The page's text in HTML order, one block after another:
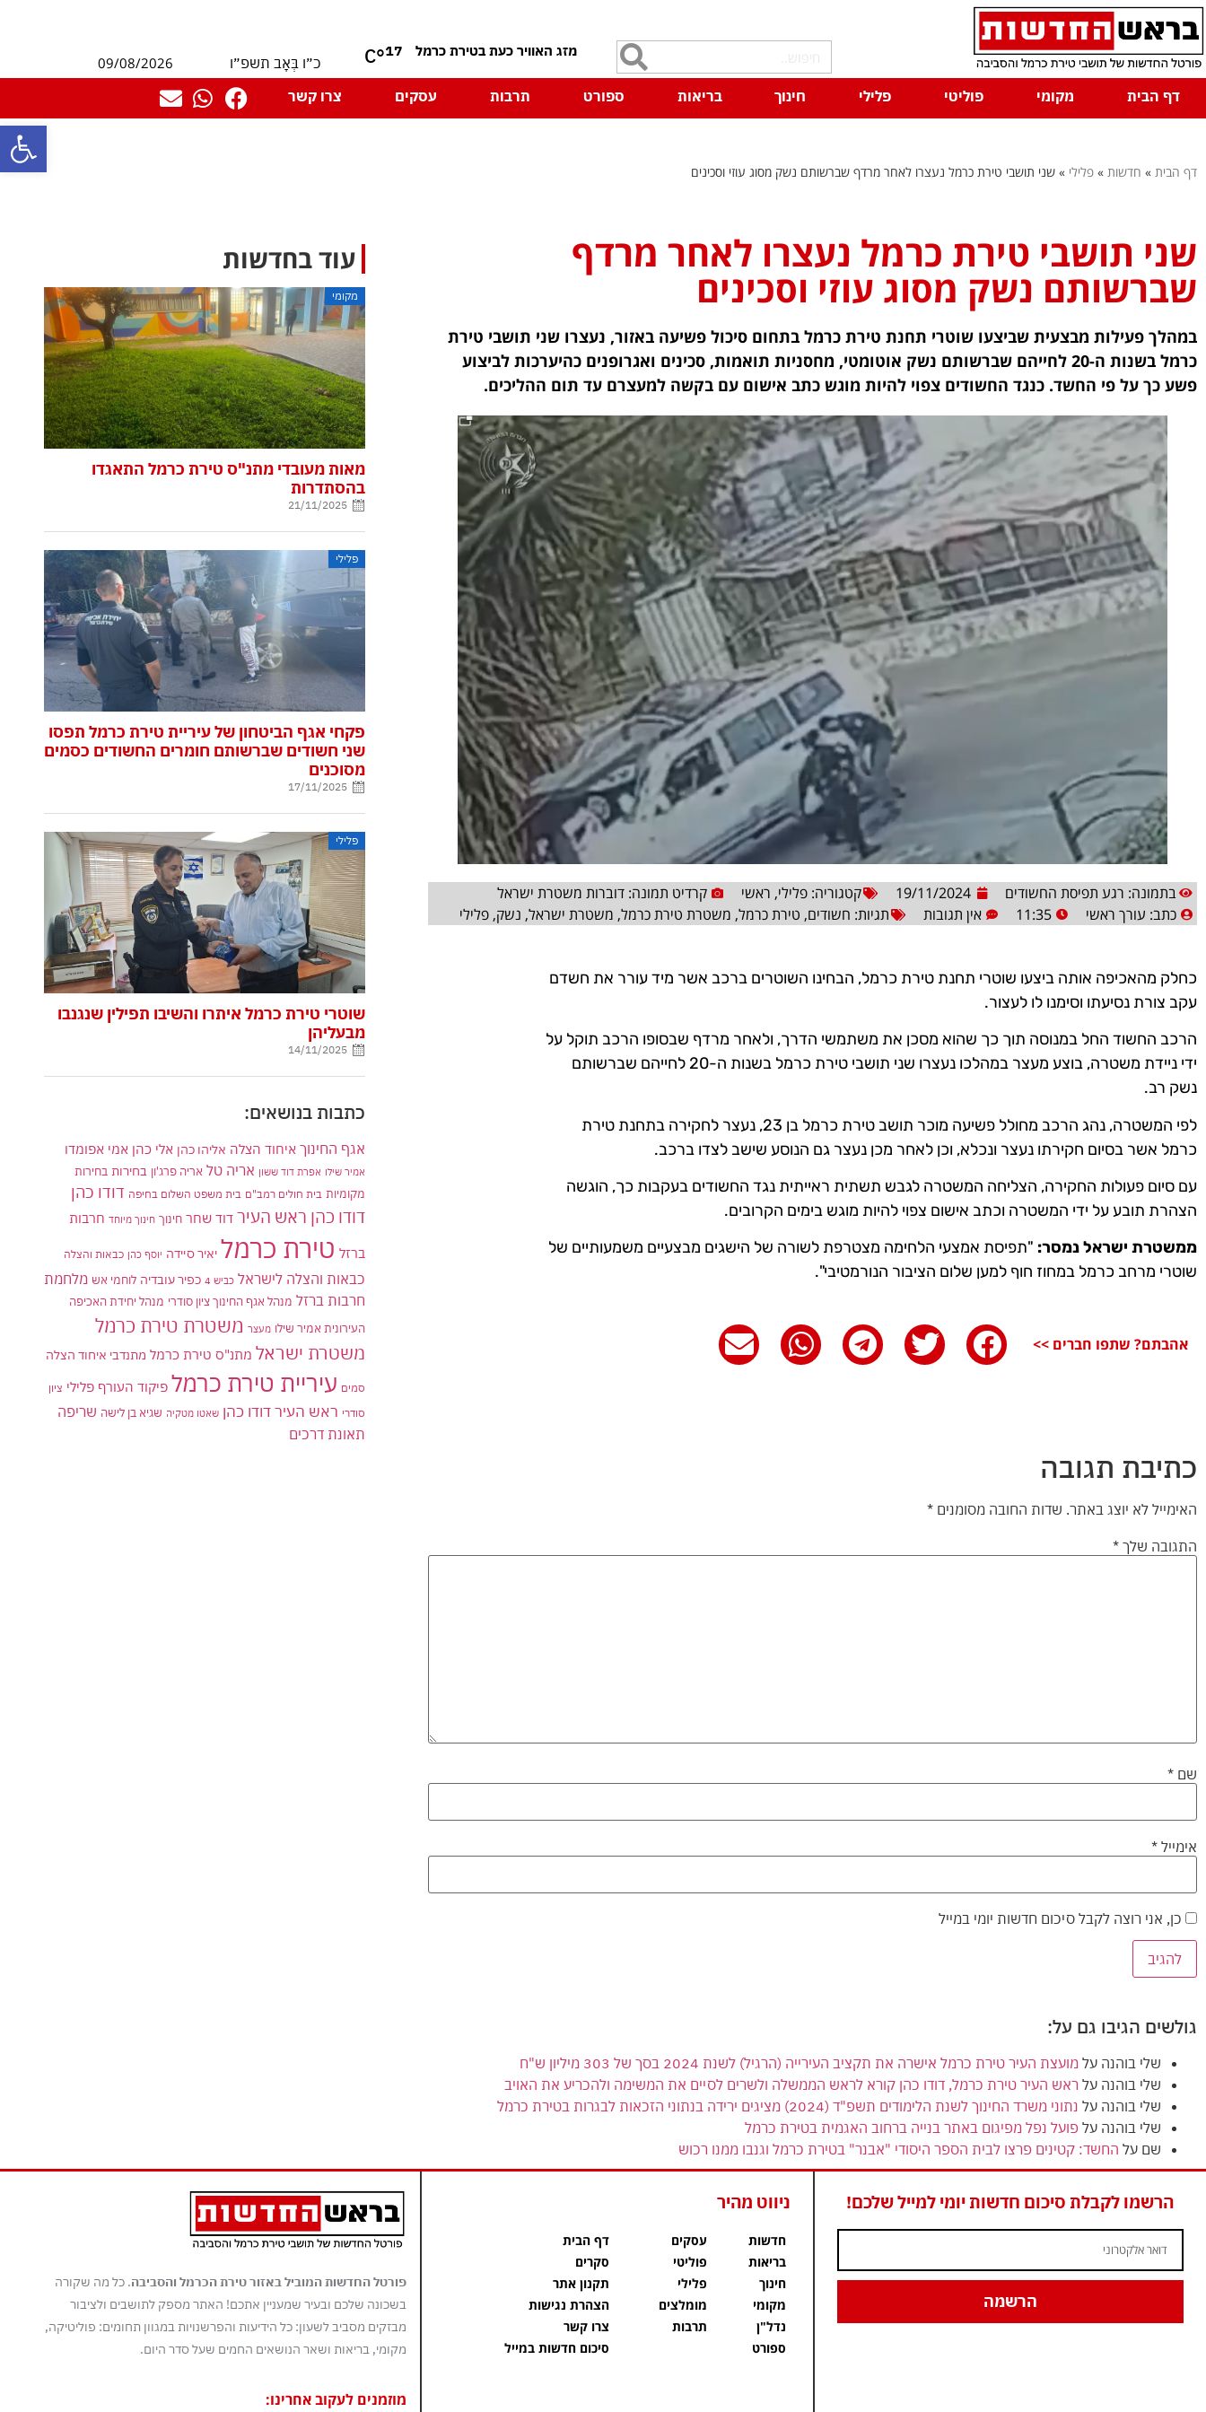
פתח
17
°C כ״ו בְּאָב תשפ״ו
09/08/2026
דף הבית
מקומי פוליטי פלילי חינוך בריאות ספורט תרבות עסקים צרו קשר
דף הבית » חדשות » פלילי » שני תושבי טירת כרמל נעצרו לאחר מרדף שברשותם נשק מסוג עוזי וסכינים
שני תושבי טירת כרמל נעצרו לאחר מרדף
שברשותם נשק מסוג עוזי וסכינים
במהלך פעילות מבצעית שביצעו שוטרי תחנת טירת כרמל בתחום סיכול פשיעה באזור, נעצרו שני תושבי טירת
כרמל בשנות ה-20 לחייהם שברשותם נשק אוטומטי, מחסניות תואמות, סכינים ואגרופנים כהיערכות לביצוע
פשע כך על פי החשד. כנגד החשודים צפוי להיות מוגש כתב אישום עם בקשה למעצרם עד תום ההליכים.
בתמונה: רגע תפיסת החשודים 19/11/2024 קטגוריה: פלילי, ראשי
קרדיט תמונה: דוברות משטרת ישראל
כתב: עורך ראשי 11:35 אין תגובות תגיות: חשודים, טירת כרמל, משטרת טירת כרמל, משטרת ישראל, נשק, פלילי
כחלק מהאכיפה אותה ביצעו שוטרי תחנת טירת כרמל, הבחינו השוטרים ברכב אשר מיד עורר את חשדם
עקב צורת נסיעתו וסימנו לו לעצור.
הרכב החשוד החל במנוסה תוך כך שהוא מסכן את משתמשי הדרך, ולאחר מרדף שבסופו הרכב תוקל על
ידי ניידת משטרה, בוצע מעצר במהלכו נעצרו שני תושבי טירת כרמל בשנות ה-20 לחייהם שברשותם
נשק רב.
לפי המשטרה, נהג הרכב מחולל פשיעה מוכר תושב טירת כרמל בן 23, נעצר לחקירה בתחנת טירת
כרמל אשר בסיום חקירתו נעצר ונכלא, וכן לאחר מכן נעצר גם הנוסע שישב לצדו ברכב.
עם סיום פעולות החקירה, הצליחה המשטרה לגבש תשתית ראייתית נגד החשודים בעקבות כך, הוגשה
הצהרת תובע על ידי המשטרה וכתב אישום צפוי להיות מוגש בימים הקרובים.
ממשטרת ישראל נמסר: "תפיסת אמצעי הלחימה מצטרפת לשורה של הישגים מבצעיים משמעותיים של
שוטרי מרחב כרמל במחוז חוף למען שלום הציבור הנורמטיבי".
אהבתם? שתפו חברים >>
כתיבת תגובה
האימייל לא יוצג באתר. שדות החובה מסומנים *
התגובה שלך *
שם *
אימייל *
כן, אני רוצה לקבל סיכום חדשות יומי במייל
גולשים הגיבו גם על:
שלי בוהנה על מועצת העיר טירת כרמל אישרה את תקציב העירייה (הרגיל) לשנת 2024 בסך של 303 מיליון ש"ח
שלי בוהנה על ראש העיר טירת כרמל, דודו כהן קורא לראש הממשלה ולשרים לסיים את המשימה ולהכריע את האויב
שלי בוהנה על נתוני משרד החינוך לשנת הלימודים תשפ"ד (2024) מציגים ירידה בנתוני הזכאות לבגרות בטירת כרמל
שלי בוהנה על פועל נפל מפיגום באתר בנייה ברחוב האגמית בטירת כרמל
שם על החשד: קטינים פרצו לבית הספר היסודי "אבנר" בטירת כרמל וגנבו ממנו רכוש
עוד בחדשות
מקומי
מאות מעובדי מתנ"ס טירת כרמל התאגדו
בהסתדרות
21/11/2025
פלילי
פקחי אגף הביטחון של עיריית טירת כרמל תפסו
שני חשודים שברשותם חומרים החשודים כסמים
מסוכנים
17/11/2025
פלילי
שוטרי טירת כרמל איתרו והשיבו תפילין שנגנבו
מבעליהן
14/11/2025
כתבות בנושאים:
אגף החינוך איחוד הצלה אליהו כהן אלי כהן אמי אפומדו
אמיר שילו אפרת דוד ששון אריה טל אריה פרג'ון בחירות בחירות
מקומיות בית חולים רמב"ם בית משפט השלום בחיפה דודו כהן
דודו כהן ראש העיר דוד שחר חינוך חינוך מיוחד חרבות
ברזל טירת כרמל יאיר סיידה יוסף כהן כבאות והצלה
כבאות והצלה לישראל כביש 4 כפיר עובדיה לוחמי אש מלחמת
חרבות ברזל מנהל אגף החינוך ציון סודרי מנהל יחידת האכיפה
העירונית אמיר שילו מעצר משטרת טירת כרמל
משטרת ישראל מתנ"ס טירת כרמל מתנדבי איחוד הצלה
סמים עיריית טירת כרמל פיקוד העורף פלילי ציון
סודרי ראש העיר דודו כהן שאטו מטקיה שגיא בן לישה שריפה
תאונת דרכים
הרשמו לקבלת סיכום חדשות יומי למייל שלכם!
הרשמה
ניווט מהיר
חדשות
בריאות
חינוך
מקומי
נדל"ן
ספורט
עסקים
פוליטי
פלילי
מומלצים
תרבות
דף הבית
סקרים
תקנון אתר
הצהרת נגישות
צרו קשר
סיכום חדשות במייל
פורטל החדשות המוביל באזור טירת הכרמל והסביבה. כל מה שקורה
בשכונה שלכם ובעיר שמעניין אתכם! האתר מספק לתושבים ולציבור
מבזקים מסביב לשעון: כל הידיעות והפרשנויות במגוון תחומים: פוליטיקה,
מקומי, בריאות ושאר הנושאים החמים שעל סדר היום.
מוזמנים לעקוב אחרינו: